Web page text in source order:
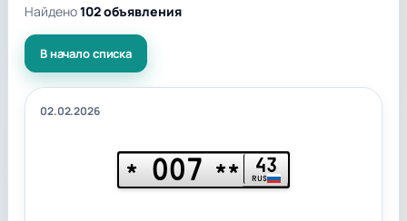
Найдено102 объявления
В начало списка
02.02.2026
* 007 ** 43
RUS